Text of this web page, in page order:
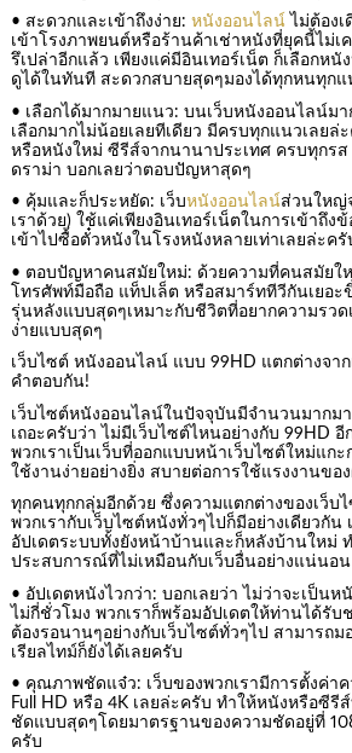
• สะดวกและเข้าถึงง่าย: หนังออนไลน์ไม่ต้องเ
เข้าโรงภาพยนต์หรือร้านค้าเช่าหนังที่ยุคนี้ไม่เ
รึเปล่าอีกแล้ว เพียงแค่มีอินเทอร์เน็ต ก็เลือกห
ดูได้ในทันที สะดวกสบายสุดๆมองได้ทุกหนทุกแ
• เลือกได้มากมายแนว: บนเว็บหนังออนไลน์ม
เลือกมากไม่น้อยเลยทีเดียว มีครบทุกแนวเลยล่
หรือหนังใหม่ ซีรีส์จากนานาประเทศ ครบทุกร
ดราม่า บอกเลยว่าตอบปัญหาสุดๆ
• คุ้มและก็ประหยัด: เว็บหนังออนไลน์ส่วนใหญ่
เราด้วย) ใช้แค่เพียงอินเทอร์เน็ตในการเข้าถึง
เข้าไปซื้อตั๋วหนังในโรงหนังหลายเท่าเลยล่ะค
• ตอบปัญหาคนสมัยใหม่: ด้วยความที่คนสมัยใ
โทรศัพท์มือถือ แท็ปเล็ต หรือสมาร์ททีวีกันเยอ
รุ่นหลังแบบสุดๆเหมาะกับชีวิตที่อยากความรวด
ง่ายแบบสุดๆ
เว็บไซต์ หนังออนไลน์ แบบ 99HD แตกต่างจาก
คำตอบกัน!
เว็บไซต์หนังออนไลน์ในปัจจุบันมีจำนวนมากม
เถอะครับว่า ไม่มีเว็บไซต์ไหนอย่างกับ 99HD
พวกเราเป็นเว็บที่ออกแบบหน้าเว็บไซต์ใหม่แกะ
ใช้งานง่ายอย่างยิ่ง สบายต่อการใช้แรงงานขอ
ทุกคนทุกกลุ่มอีกด้วย ซึ่งความแตกต่างของเว็บ
พวกเรากับเว็บไซต์หนังทั่วๆไปก็มีอย่างเดียวกัน
อัปเดตระบบทั้งยังหน้าบ้านและก็หลังบ้านใหม่
ประสบการณ์ที่ไม่เหมือนกับเว็บอื่นอย่างแน่นอน
• อัปเดตหนังไวกว่า: บอกเลยว่า ไม่ว่าจะเป็นห
ไม่กี่ชั่วโมง พวกเราก็พร้อมอัปเดตให้ท่านได้รั
ต้องรอนานๆอย่างกับเว็บไซต์ทั่วๆไป สามารถม
เรียลไทม์ก็ยังได้เลยครับ
• คุณภาพชัดแจ๋ว: เว็บของพวกเรามีการตั้งค่า
Full HD หรือ 4K เลยล่ะครับ ทำให้หนังหรือซี
ชัดแบบสุดๆโดยมาตรฐานของความชัดอยู่ที่
ครับ